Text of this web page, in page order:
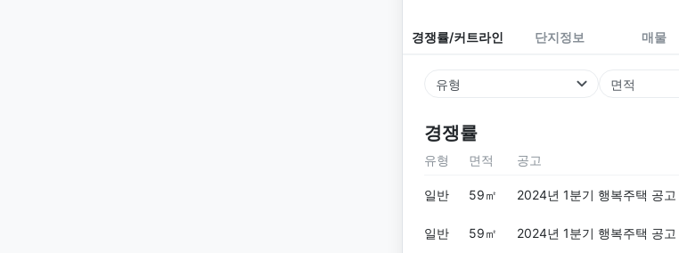
경쟁률/커트라인 단지정보 매물
유형 면적
경쟁률
유형 면적 공고
일반 59㎡ 2024년 1분기 행복주택 공고
일반 59㎡ 2024년 1분기 행복주택 공고